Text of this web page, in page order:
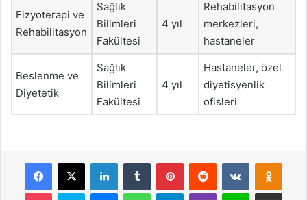
Fizyoterapi ve
Rehabilitasyon
Sağlık
Bilimleri
Fakültesi
4 yıl
Rehabilitasyon
merkezleri,
hastaneler
Beslenme ve
Diyetetik
Sağlık
Bilimleri
Fakültesi
4 yıl
Hastaneler, özel
diyetisyenlik
ofisleri
Facebook
X LinkedInTumblr PinterestReddit VKontakte
Pocket Skype MessengerWhatsAppTelegramViber Line E-Posta ile